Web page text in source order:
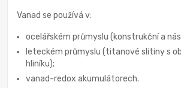
Vanad se používá v:
ocelářském průmyslu (konstrukční a
leteckém průmyslu (titanové slitiny s
hliníku);
vanad-redox akumulátorech.